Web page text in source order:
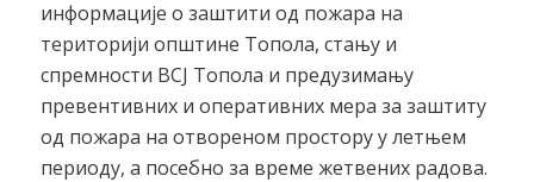
информације о заштити од пожара на
територији општине Топола, стању и
спремности ВСЈ Топола и предузимању
превентивних и оперативних мера за заштиту
од пожара на отвореном простору у летњем
периоду, а посебно за време жетвених радова.